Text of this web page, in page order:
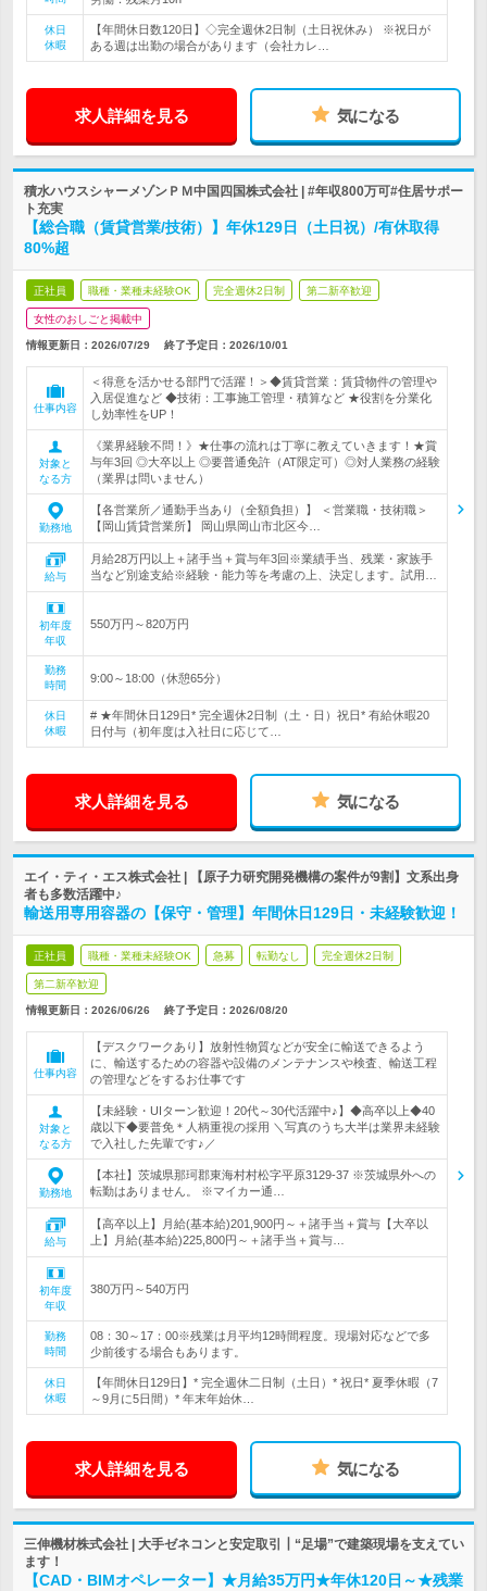
休日
休暇
【年間休日数120日】◇完全週休2日制（土日祝休み） ※祝日が
ある週は出勤の場合があります（会社カレ…
求人詳細を見る 気になる
積水ハウスシャーメゾンＰＭ中国四国株式会社 | #年収800万可#住居サポー
ト充実
【総合職（賃貸営業/技術）】年休129日（土日祝）/有休取得
80%超
正社員 職種・業種未経験OK 完全週休2日制 第二新卒歓迎
女性のおしごと掲載中
情報更新日：2026/07/29 終了予定日： 2026/10/01
仕事内容
＜得意を活かせる部門で活躍！＞◆賃貸営業：賃貸物件の管理や
入居促進など ◆技術：工事施工管理・積算など ★役割を分業化
し効率性をUP！
対象と
なる方
《業界経験不問！》★仕事の流れは丁寧に教えていきます！★賞
与年3回 ◎大卒以上 ◎要普通免許（AT限定可）◎対人業務の経験
（業界は問いません）
勤務地
【各営業所／通勤手当あり（全額負担）】 ＜営業職・技術職＞
【岡山賃貸営業所】 岡山県岡山市北区今…
給与
月給28万円以上＋諸手当＋賞与年3回※業績手当、残業・家族手
当など別途支給※経験・能力等を考慮の上、決定します。試用…
初年度
年収
550万円～820万円
勤務
時間
9:00～18:00（休憩65分）
休日
休暇
# ★年間休日129日* 完全週休2日制（土・日）祝日* 有給休暇20
日付与（初年度は入社日に応じて…
求人詳細を見る 気になる
エイ・ティ・エス株式会社 | 【原子力研究開発機構の案件が9割】文系出身
者も多数活躍中♪
輸送用専用容器の【保守・管理】年間休日129日・未経験歓迎！
正社員 職種・業種未経験OK 急募 転勤なし 完全週休2日制
第二新卒歓迎
情報更新日：2026/06/26 終了予定日： 2026/08/20
仕事内容
【デスクワークあり】放射性物質などが安全に輸送できるよう
に、輸送するための容器や設備のメンテナンスや検査、輸送工程
の管理などをするお仕事です
対象と
なる方
【未経験・UIターン歓迎！20代～30代活躍中♪】◆高卒以上◆40
歳以下◆要普免＊人柄重視の採用 ＼写真のうち大半は業界未経験
で入社した先輩です♪／
勤務地
【本社】茨城県那珂郡東海村村松字平原3129-37 ※茨城県外への
転勤はありません。 ※マイカー通…
給与
【高卒以上】月給(基本給)201,900円～＋諸手当＋賞与【大卒以
上】月給(基本給)225,800円～＋諸手当＋賞与…
初年度
年収
380万円～540万円
勤務
時間
08：30～17：00※残業は月平均12時間程度。現場対応などで多
少前後する場合もあります。
休日
休暇
【年間休日129日】* 完全週休二日制（土日）* 祝日* 夏季休暇（7
～9月に5日間）* 年末年始休…
求人詳細を見る 気になる
三伸機材株式会社 | 大手ゼネコンと安定取引┃“足場”で建築現場を支えてい
ます！
【CAD・BIMオペレーター】★月給35万円★年休120日～★残業